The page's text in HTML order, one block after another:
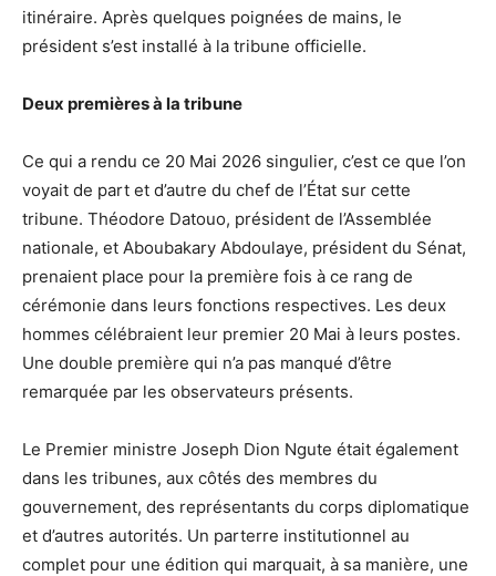
itinéraire. Après quelques poignées de mains, le
président s’est installé à la tribune officielle.
Deux premières à la tribune
Ce qui a rendu ce 20 Mai 2026 singulier, c’est ce que l’on
voyait de part et d’autre du chef de l’État sur cette
tribune. Théodore Datouo, président de l’Assemblée
nationale, et Aboubakary Abdoulaye, président du Sénat,
prenaient place pour la première fois à ce rang de
cérémonie dans leurs fonctions respectives. Les deux
hommes célébraient leur premier 20 Mai à leurs postes.
Une double première qui n’a pas manqué d’être
remarquée par les observateurs présents.
Le Premier ministre Joseph Dion Ngute était également
dans les tribunes, aux côtés des membres du
gouvernement, des représentants du corps diplomatique
et d’autres autorités. Un parterre institutionnel au
complet pour une édition qui marquait, à sa manière, une